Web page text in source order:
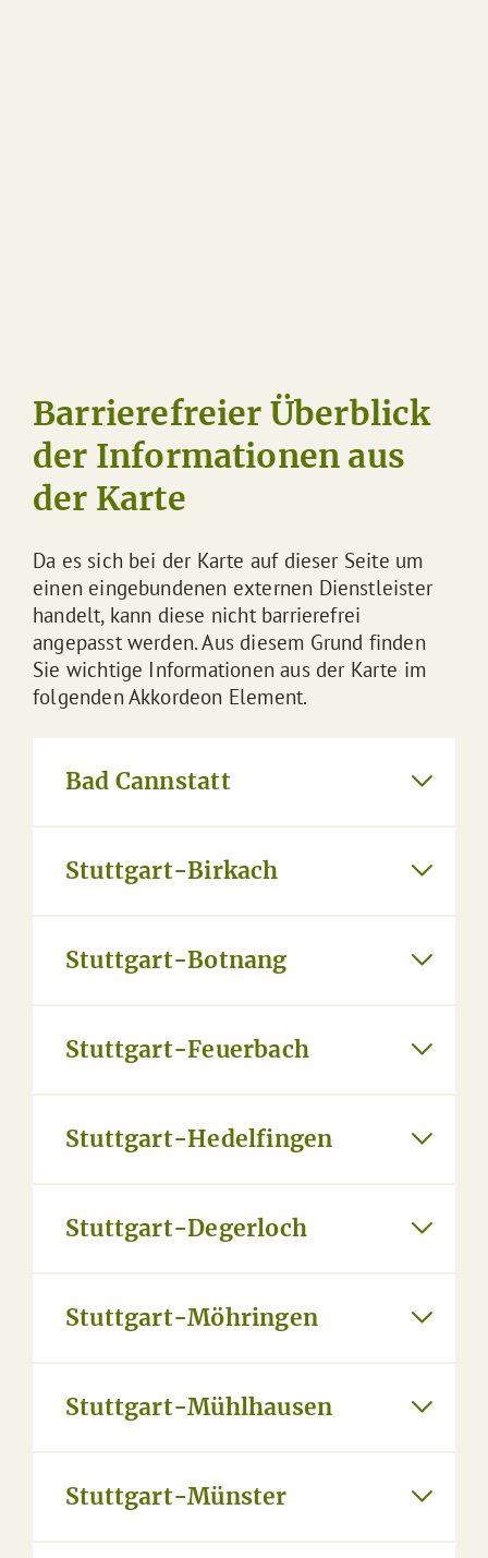
Barrierefreier Überblick
der Informationen aus
der Karte
Da es sich bei der Karte auf dieser Seite um
einen eingebundenen externen Dienstleister
handelt, kann diese nicht barrierefrei
angepasst werden. Aus diesem Grund finden
Sie wichtige Informationen aus der Karte im
folgenden Akkordeon Element.
Bad Cannstatt
Stuttgart-Birkach
Stuttgart-Botnang
Stuttgart-Feuerbach
Stuttgart-Hedelfingen
Stuttgart-Degerloch
Stuttgart-Möhringen
Stuttgart-Mühlhausen
Stuttgart-Münster